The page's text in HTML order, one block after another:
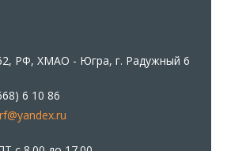
РФ, ХМАО - Югра, г. Радужный 6
6 10 86